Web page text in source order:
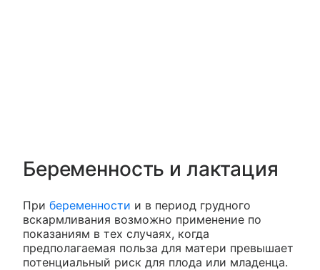
Беременность и лактация
При беременности и в период грудного
вскармливания возможно применение по
показаниям в тех случаях, когда
предполагаемая польза для матери превышает
потенциальный риск для плода или младенца.